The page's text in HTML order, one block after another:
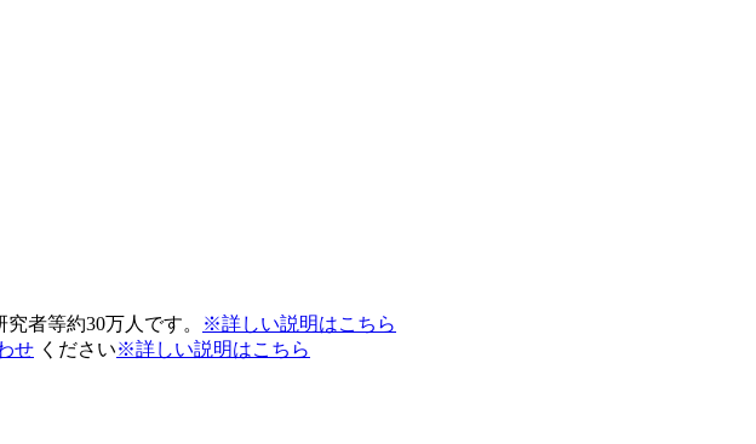
者等約30万人です。
※詳しい説明はこちら
せ ください※詳しい説明はこちら